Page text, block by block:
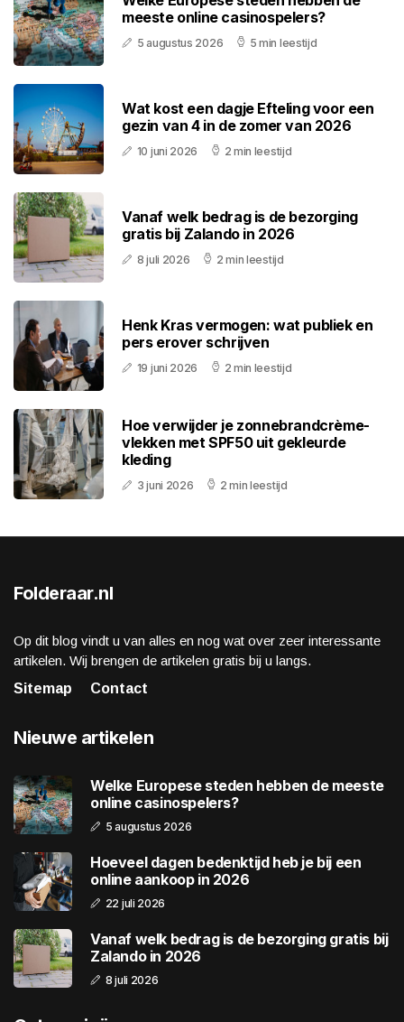
meeste online casinospelers?
5 augustus 2026 5 min leestijd
Wat kost een dagje Efteling voor een
gezin van 4 in de zomer van 2026
10 juni 2026 2 min leestijd
Vanaf welk bedrag is de bezorging
gratis bij Zalando in 2026
8 juli 2026 2 min leestijd
Henk Kras vermogen: wat publiek en
pers erover schrijven
19 juni 2026 2 min leestijd
Hoe verwijder je zonnebrandcrème-
vlekken met SPF50 uit gekleurde
kleding
3 juni 2026 2 min leestijd
Folderaar.nl
Op dit blog vindt u van alles en nog wat over zeer interessante
artikelen. Wij brengen de artikelen gratis bij u langs.
Sitemap
Contact
Nieuwe artikelen
Welke Europese steden hebben de meeste
online casinospelers?
5 augustus 2026
Hoeveel dagen bedenktijd heb je bij een
online aankoop in 2026
22 juli 2026
Vanaf welk bedrag is de bezorging gratis bij
Zalando in 2026
8 juli 2026